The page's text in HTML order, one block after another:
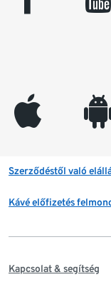
appleinc
Szerződéstől való
Kávé előfizetés
Kapcsolat & segítség